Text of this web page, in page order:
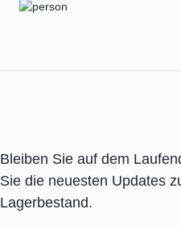
Bleiben Sie auf dem
Sie die neuesten Updates
Lagerbestand.